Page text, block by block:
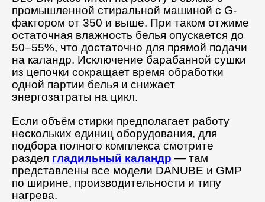
промышленной стиральной машиной с G-
фактором от 350 и выше. При таком отжиме
остаточная влажность белья опускается до
50–55%, что достаточно для прямой подачи
на каландр. Исключение барабанной сушки
из цепочки сокращает время обработки
одной партии белья и снижает
энергозатраты на цикл.
Если объём стирки предполагает работу
нескольких единиц оборудования, для
подбора полного комплекса смотрите
раздел гладильный каландр — там
представлены все модели DANUBE и GMP
по ширине, производительности и типу
нагрева.